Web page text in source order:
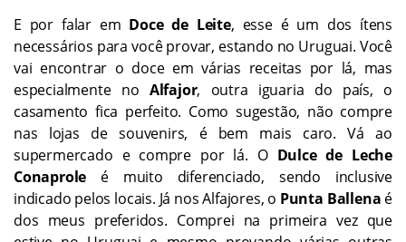
E por falar em Doce de Leite, esse é um dos ítens
necessários para você provar, estando no Uruguai. Você
vai encontrar o doce em várias receitas por lá, mas
especialmente no Alfajor, outra iguaria do país, o
casamento fica perfeito. Como sugestão, não compre
nas lojas de souvenirs, é bem mais caro. Vá ao
supermercado e compre por lá. O Dulce de Leche
Conaprole é muito diferenciado, sendo inclusive
indicado pelos locais. Já nos Alfajores, o Punta Ballena é
dos meus preferidos. Comprei na primeira vez que